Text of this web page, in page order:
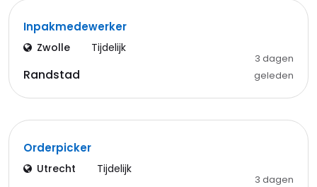
Inpakmedewerker
Zwolle Tijdelijk
Randstad
3 dagen
geleden
Orderpicker
Utrecht Tijdelijk
3 dagen